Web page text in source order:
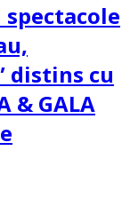
distins cu
& GALA